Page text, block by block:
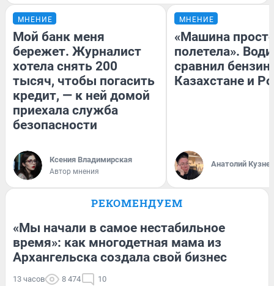
МНЕНИЕ
Мой банк меня
бережет. Журналист
хотела снять 200
тысяч, чтобы погасить
кредит, — к ней домой
приехала служба
безопасности
Ксения Владимирская
Автор мнения
МНЕНИЕ
«Машина
полетела».
сравнил бензин
Казахстане и
Анатолий
РЕКОМЕНДУЕМ
«Мы начали в самое нестабильное
время»: как многодетная мама из
Архангельска создала свой бизнес
13 часов 8 474 10